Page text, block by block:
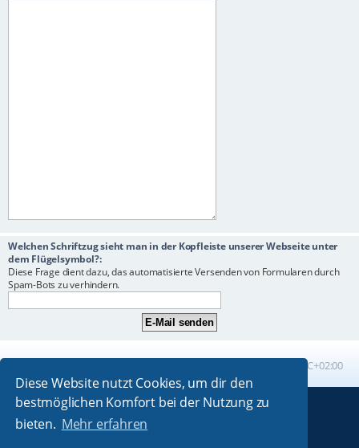
Diese Website nutzt Cookies, um dir den
bestmöglichen Komfort bei der Nutzung zu
bieten. Mehr erfahren
Welchen Schriftzug sieht man in der Kopfleiste unserer Webseite unter
dem Flügelsymbol?:
Diese Frage dient dazu, das automatisierte Versenden von Formularen durch
Spam-Bots zu verhindern.
UTC+02:00
Powered byphpBB